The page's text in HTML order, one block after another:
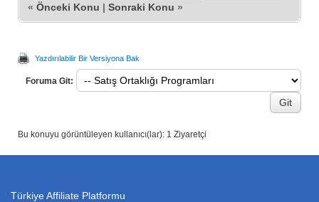
« Önceki Konu | Sonraki Konu »
Yazdırılabilir Bir Versiyona Bak
Foruma Git:
Bu konuyu görüntüleyen kullanıcı(lar): 1 Ziyaretçi
Türkiye Affiliate Platformu